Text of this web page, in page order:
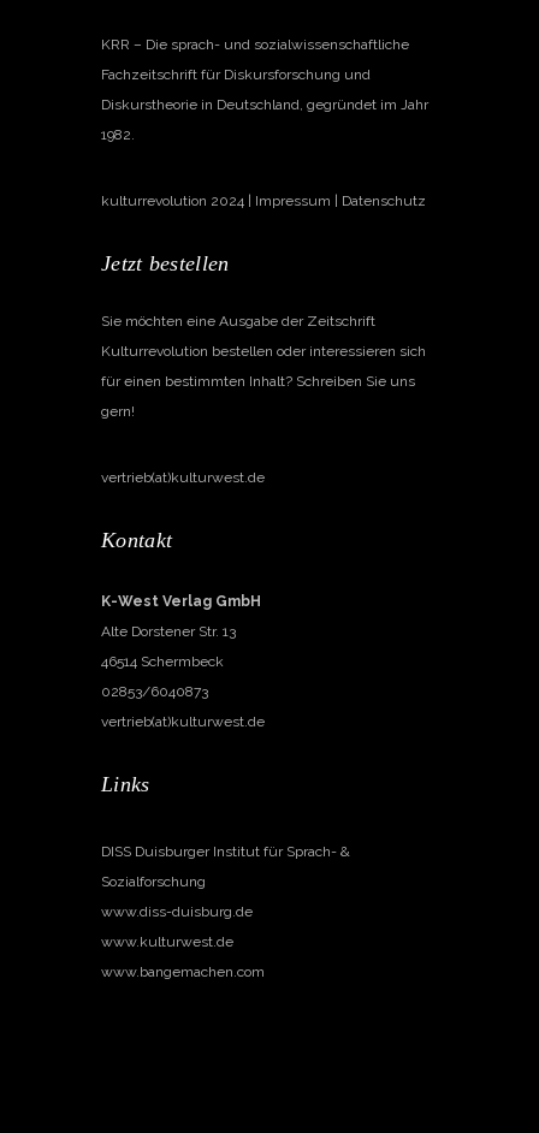
KRR – Die sprach- und sozialwissenschaftliche
Fachzeitschrift für Diskursforschung und
Diskurstheorie in Deutschland, gegründet im Jahr
1982.
kulturrevolution 2024 | Impressum | Datenschutz
Jetzt bestellen
Sie möchten eine Ausgabe der Zeitschrift
Kulturrevolution bestellen oder interessieren sich
für einen bestimmten Inhalt? Schreiben Sie uns
gern!
vertrieb(at)kulturwest.de
Kontakt
K-West Verlag GmbH
Alte Dorstener Str. 13
46514 Schermbeck
02853/6040873
vertrieb(at)kulturwest.de
Links
DISS Duisburger Institut für Sprach- &
Sozialforschung
www.diss-duisburg.de
www.kulturwest.de
www.bangemachen.com